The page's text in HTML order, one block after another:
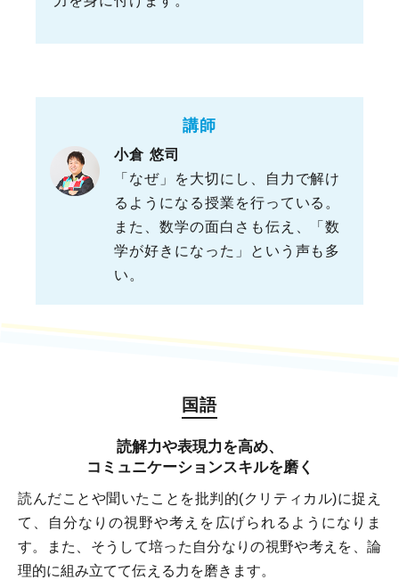
講師
小倉 悠司
「なぜ」を大切にし、自力で解け
るようになる授業を行っている。
また、数学の面白さも伝え、「数
学が好きになった」という声も多
い。
国語
読解力や表現力を高め、
コミュニケーションスキルを磨く
読んだことや聞いたことを批判的(クリティカル)に捉え
て、自分なりの視野や考えを広げられるようになりま
す。また、そうして培った自分なりの視野や考えを、論
理的に組み立てて伝える力を磨きます。